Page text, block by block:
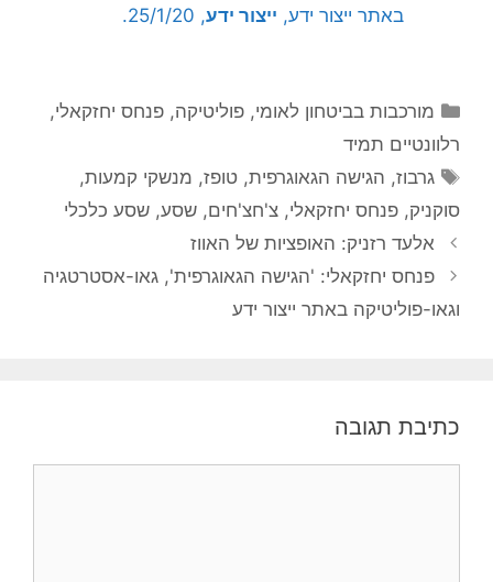
באתר ייצור ידע, ייצור ידע, 25/1/20.
קטגוריות
מורכבות בביטחון לאומי,פוליטיקה,פנחס יחזקאלי,
רלוונטיים תמיד
תגיות
גרבוז, הגישה הגאוגרפית,טופז, מנשקי קמעות,
סוקניק, פנחס יחזקאלי, צ'חצ'חים, שסע, שסע כלכלי
אלעד רזניק: האופציות של האווז
פנחס יחזקאלי: 'הגישה הגאוגרפית', גאו-אסטרטגיה
וגאו-פוליטיקה באתר ייצור ידע
כתיבת תגובה